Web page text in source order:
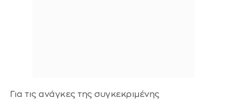
Για τις ανάγκες της συγκεκριμένης